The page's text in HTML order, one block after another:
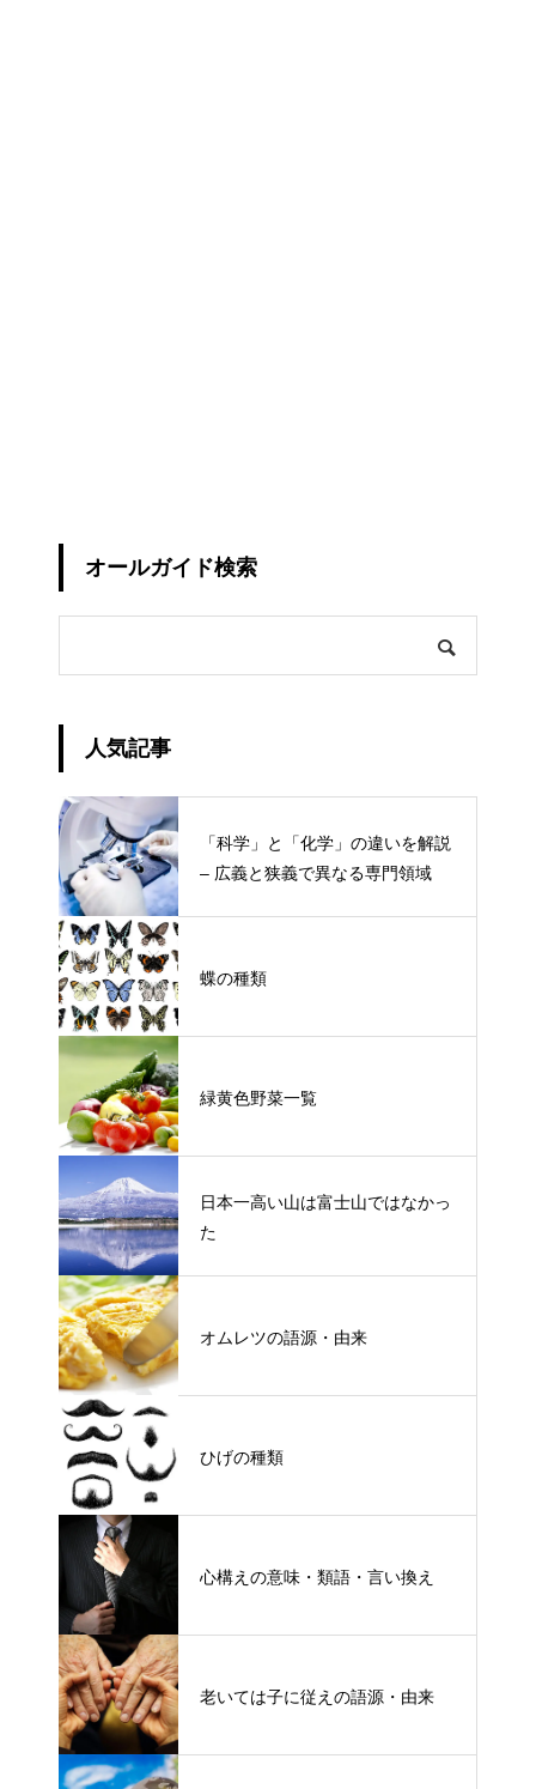
オールガイド検索
人気記事
「科学」と「化学」の違いを解説
– 広義と狭義で異なる専門領域
蝶の種類
緑黄色野菜一覧
日本一高い山は富士山ではなかっ
た
オムレツの語源・由来
ひげの種類
心構えの意味・類語・言い換え
老いては子に従えの語源・由来